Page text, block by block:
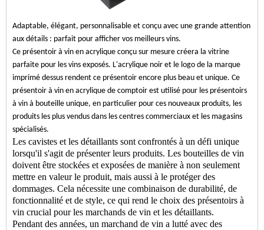
Adaptable, élégant, personnalisable et conçu avec une grande attention
aux détails : parfait pour afficher vos meilleurs vins.
Ce présentoir à vin en acrylique conçu sur mesure créera la vitrine
parfaite pour les vins exposés. L'acrylique noir et le logo de la marque
imprimé dessus rendent ce présentoir encore plus beau et unique. Ce
présentoir à vin en acrylique de comptoir est utilisé pour les présentoirs
à vin à bouteille unique, en particulier pour ces nouveaux produits, les
produits les plus vendus dans les centres commerciaux et les magasins
spécialisés.
Les cavistes et les détaillants sont confrontés à un défi unique
lorsqu'il s'agit de présenter leurs produits. Les bouteilles de vin
doivent être stockées et exposées de manière à non seulement
mettre en valeur le produit, mais aussi à le protéger des
dommages. Cela nécessite une combinaison de durabilité, de
fonctionnalité et de style, ce qui rend le choix des présentoirs à
vin crucial pour les marchands de vin et les détaillants.
Pendant des années, un marchand de vin a lutté avec des